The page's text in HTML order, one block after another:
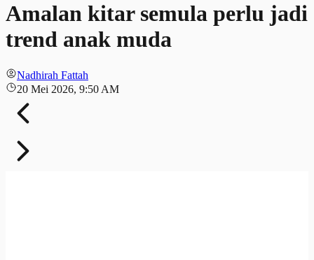
Amalan kitar semula perlu jadi
trend anak muda
Nadhirah Fattah
20 Mei 2026, 9:50 AM